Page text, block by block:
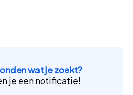
wat je zoekt?
je een notificatie!